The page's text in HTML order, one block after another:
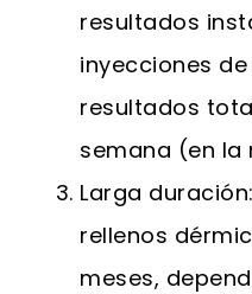
resultados
inyecciones
resultados
semana (en
Larga
rellenos
meses,